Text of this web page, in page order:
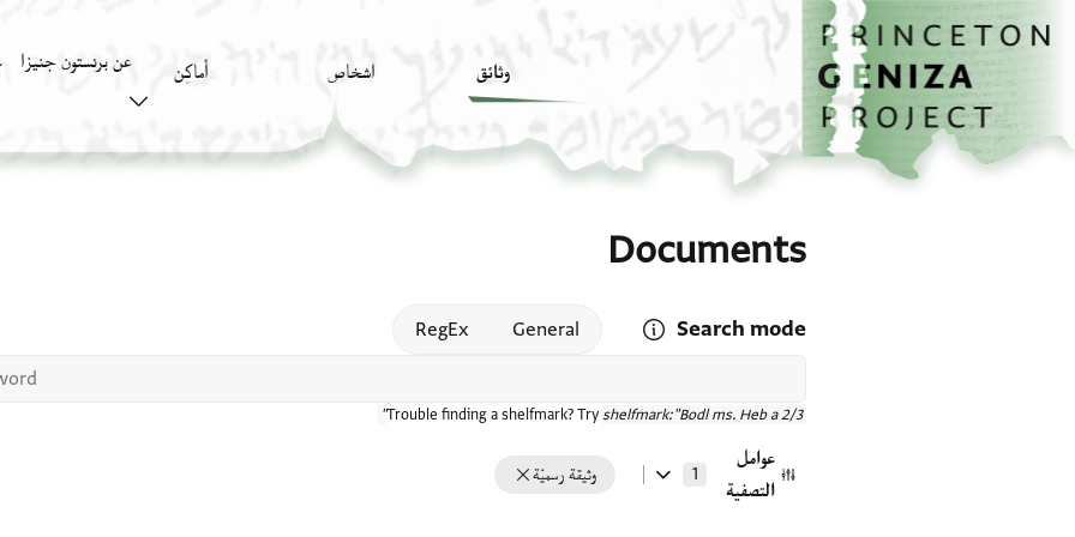
تخطي إلى المحتوى الرئيسي
الصفحة الرئيسية
وثائق اشخاص أَماكِن عن برنستون جنيزا
Documents
Search mode
Open search mode help
General
RegEx
Trouble finding a shelfmark? Try shelfmark:"Bodl ms. Heb a 2/3"
عوامل
التصفية
1 وثيقة رسميّة